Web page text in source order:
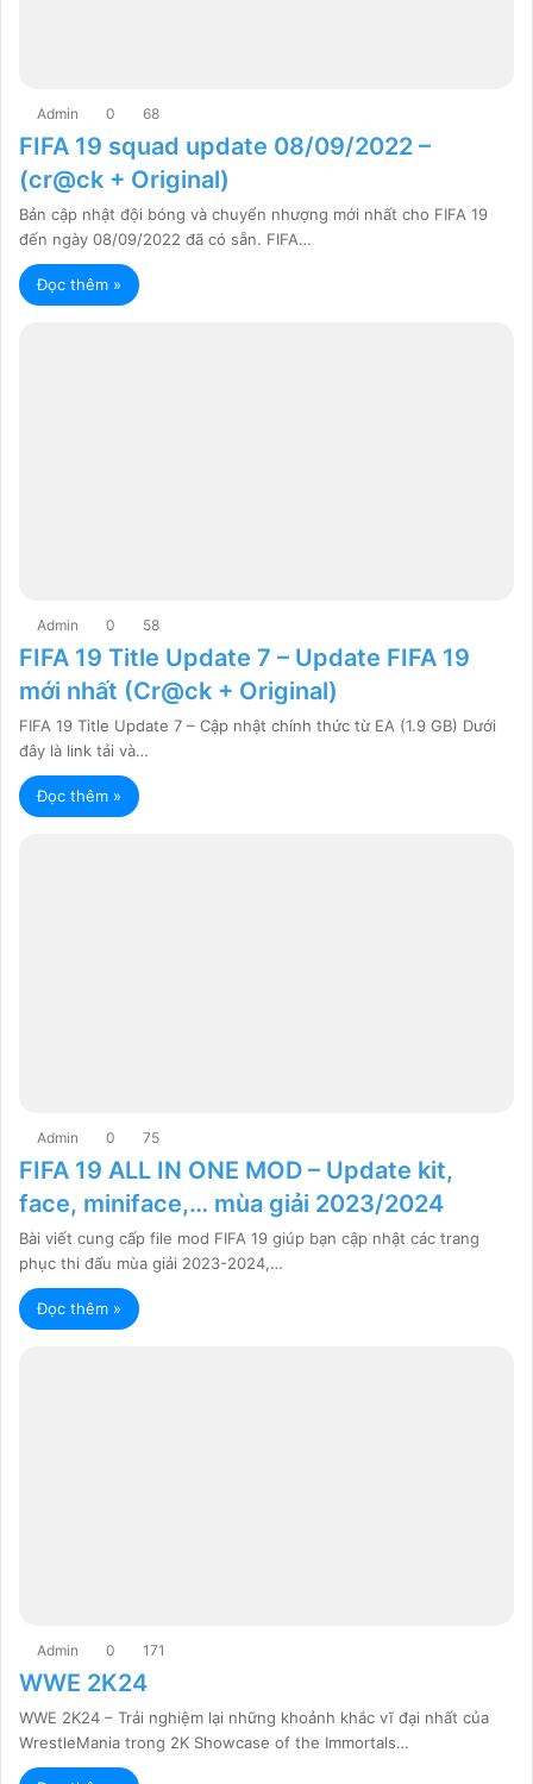
Admin 0 68
FIFA 19 squad update 08/09/2022 –
(cr@ck + Original)
Bản cập nhật đội bóng và chuyển nhượng mới nhất cho FIFA 19
đến ngày 08/09/2022 đã có sẵn. FIFA…
Đọc thêm »
Admin 0 58
FIFA 19 Title Update 7 – Update FIFA 19
mới nhất (Cr@ck + Original)
FIFA 19 Title Update 7 – Cập nhật chính thức từ EA (1.9 GB) Dưới
đây là link tải và…
Đọc thêm »
Admin 0 75
FIFA 19 ALL IN ONE MOD – Update kit,
face, miniface,… mùa giải 2023/2024
Bài viết cung cấp file mod FIFA 19 giúp bạn cập nhật các trang
phục thi đấu mùa giải 2023-2024,…
Đọc thêm »
Admin 0 171
WWE 2K24
WWE 2K24 – Trải nghiệm lại những khoảnh khắc vĩ đại nhất của
WrestleMania trong 2K Showcase of the Immortals…